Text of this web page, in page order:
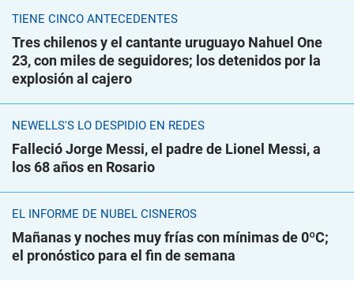
TIENE CINCO ANTECEDENTES
Tres chilenos y el cantante uruguayo Nahuel One
23, con miles de seguidores; los detenidos por la
explosión al cajero
NEWELLS'S LO DESPIDIÓ EN REDES
Falleció Jorge Messi, el padre de Lionel Messi, a
los 68 años en Rosario
EL INFORME DE NUBEL CISNEROS
Mañanas y noches muy frías con mínimas de 0ºC;
el pronóstico para el fin de semana